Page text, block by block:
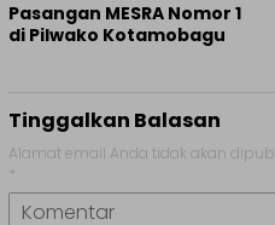
Pasangan MESRA Nomor 1
di Pilwako Kotamobagu
Tinggalkan Balasan
Alamat email Anda tidak akan
*